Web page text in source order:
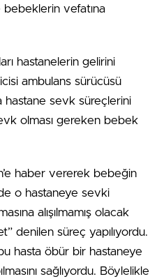
bebeklerin vefatına
hastanelerin gelirini
ambulans sürücüsü
hastane sevk süreçlerini
olması gereken bebek
haber vererek bebeğin
o hastaneye sevki
alışılmamış olacak
denilen süreç yapılıyordu.
hasta öbür bir hastaneye
sağlıyordu. Böylelikle